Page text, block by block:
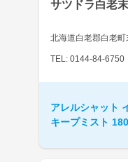
サツドラ白老
北海道白老郡白老町
TEL: 0144-84-6750
アレルシャット
キープミスト